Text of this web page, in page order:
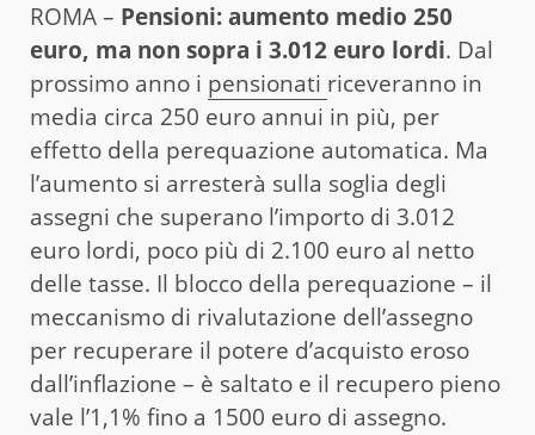
ROMA – Pensioni: aumento medio 250
euro, ma non sopra i 3.012 euro lordi. Dal
prossimo anno i pensionati riceveranno in
media circa 250 euro annui in più, per
effetto della perequazione automatica. Ma
l’aumento si arresterà sulla soglia degli
assegni che superano l’importo di 3.012
euro lordi, poco più di 2.100 euro al netto
delle tasse. Il blocco della perequazione – il
meccanismo di rivalutazione dell’assegno
per recuperare il potere d’acquisto eroso
dall’inflazione – è saltato e il recupero pieno
vale l’1,1% fino a 1500 euro di assegno.